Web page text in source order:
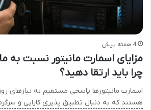
4 هفته پیش
مزایای اسمارت مانیتور نسبت به
چرا باید ارتقا دهید؟
اسمارت مانیتورها پاسخی مستقیم به نیازهای
هستند که به دنبال تطبیق پذیری کارایی و